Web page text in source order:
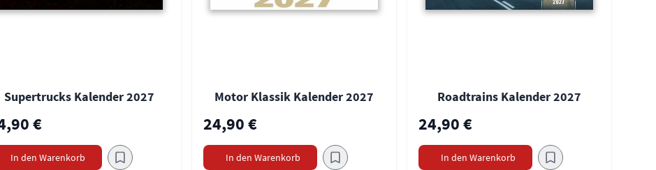
Supertrucks Kalender 2027
€
In den Warenkorb
Motor Klassik Kalender 2027
24,90 €
In den Warenkorb
Roadtrains Kalender 2027
24,90 €
In den Warenkorb